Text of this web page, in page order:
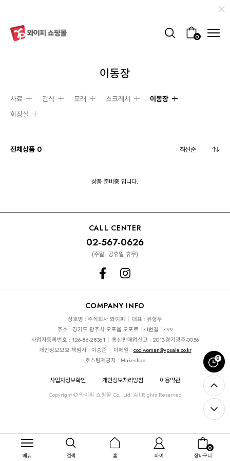
0
메뉴 검색 홈 마이
0
장바구니
0
이동장
사료 간식 모래 스크레쳐
이동장
화장실
전체상품 0
상품 준비중 입니다.
CALL CENTER
02-567-0626
(주말, 공휴일 휴무)
COMPANY INFO
상호명 : 주식회사 와이피
대표 : 유형무
주소 : 경기도 광주시 오포읍 오포로 171번길 17-99
사업자등록번호 : 126-86-28361
통신판매업신고 : 2013-경기광주-0056
개인정보보호 책임자 : 이승준
이메일 : coolwoman@ypsale.co.kr
호스팅제공자 : Makeshop
사업자정보확인 개인정보처리방침 이용약관
Copyright © 와이피 쇼핑몰 Co., Ltd. All Rights Reserved